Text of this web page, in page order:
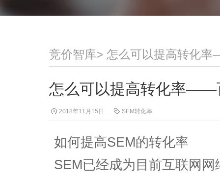
竞价智库> 怎么可以提高转化
怎么可以提高转化率——
2018年11月15日 SEM转化率
如何提高SEM的转化率
SEM已经成为目前互联网